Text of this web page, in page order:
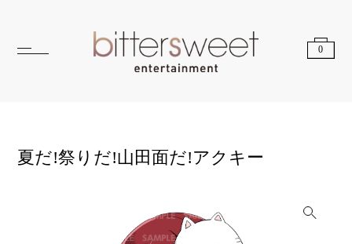
0
夏だ!祭りだ!山田面だ!アクキー